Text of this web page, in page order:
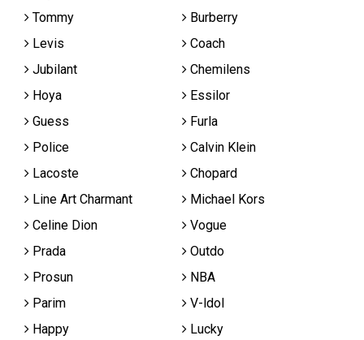
Tommy
Burberry
Levis
Coach
Jubilant
Chemilens
Hoya
Essilor
Guess
Furla
Police
Calvin Klein
Lacoste
Chopard
Line Art Charmant
Michael Kors
Celine Dion
Vogue
Prada
Outdo
Prosun
NBA
Parim
V-ldol
Happy
Lucky